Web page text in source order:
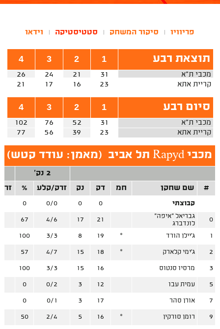
פריוויו סיקור המשחק סטטיסטיקה וידאו
תוצאת רבע 1
2
3
4
מכבי ת"א 31
21
24
26
קריית אתא
23
16
17
21
סיום רבע 1
2
3
4
מכבי ת"א 31
52
76
102
קריית אתא
23
39
56
77
מכבי Rapyd תל אביב (מאמן: עודד קטש)
2 נק'
#
שם שחקן חמ דק נק זרק/קלע %
קבוצתי 0
0
0/0
0
0
גבריאל "איפה"
לונדברג
21
17
4/6
67
1 ג'יילן הורד *
19
8
3/3
100
2 ג'ימי קלארק *
18
15
4/7
57
3 מרסיו סנטוס 16
15
3/3
100
5 עמית עבו 12
3
0/2
0
7 אורן סהר 17
3
0/1
0
9 רומן סורקין *
16
5
2/4
50